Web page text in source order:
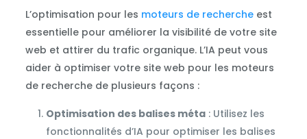
L’optimisation pour les moteurs de rechercheest
essentielle pour améliorer la visibilité de votre site
web et attirer du trafic organique. L’IA peut vous
aider à optimiser votre site web pour les moteurs
de recherche de plusieurs façons :
Optimisation des balises méta: Utilisez les
fonctionnalités d’IA pour optimiser les balises